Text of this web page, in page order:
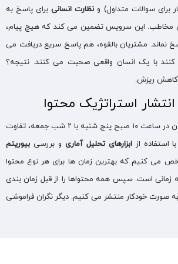
برای سوالات متداول) و نظارت انسانیبرای پاسخ به
مخاطب. این سرویس تضمین می کند که هیچ پیام،
نماند. مشتریان بالقوه، هم پاسخ سریع دریافت می
با یک انسان واقعی صحبت می کنند. نتیجه؟
کاهش ریزش.
آیا می دانستید پست کردن در ساعت ۱۰ صبح پنج شنبه با ۲ شب جمعه، تفاوت
ابزارهای تحلیل آماری و بررسی بیوریتم
می کنیم که بهترین زمان ها برای هر نوع محتوا
زمانی است. سپس همه محتواها را از قبل زمان بندی
صورت خودکار منتشر می کنیم. دیگر نگران فراموشی